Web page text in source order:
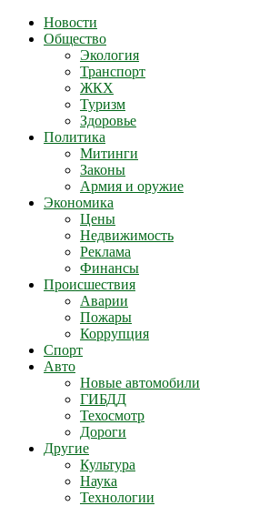
Новости
Общество
Экология
Транспорт
ЖКХ
Туризм
Здоровье
Политика
Митинги
Законы
Армия и оружие
Экономика
Цены
Недвижимость
Реклама
Финансы
Происшествия
Аварии
Пожары
Коррупция
Спорт
Авто
Новые автомобили
ГИБДД
Техосмотр
Дороги
Другие
Культура
Наука
Технологии